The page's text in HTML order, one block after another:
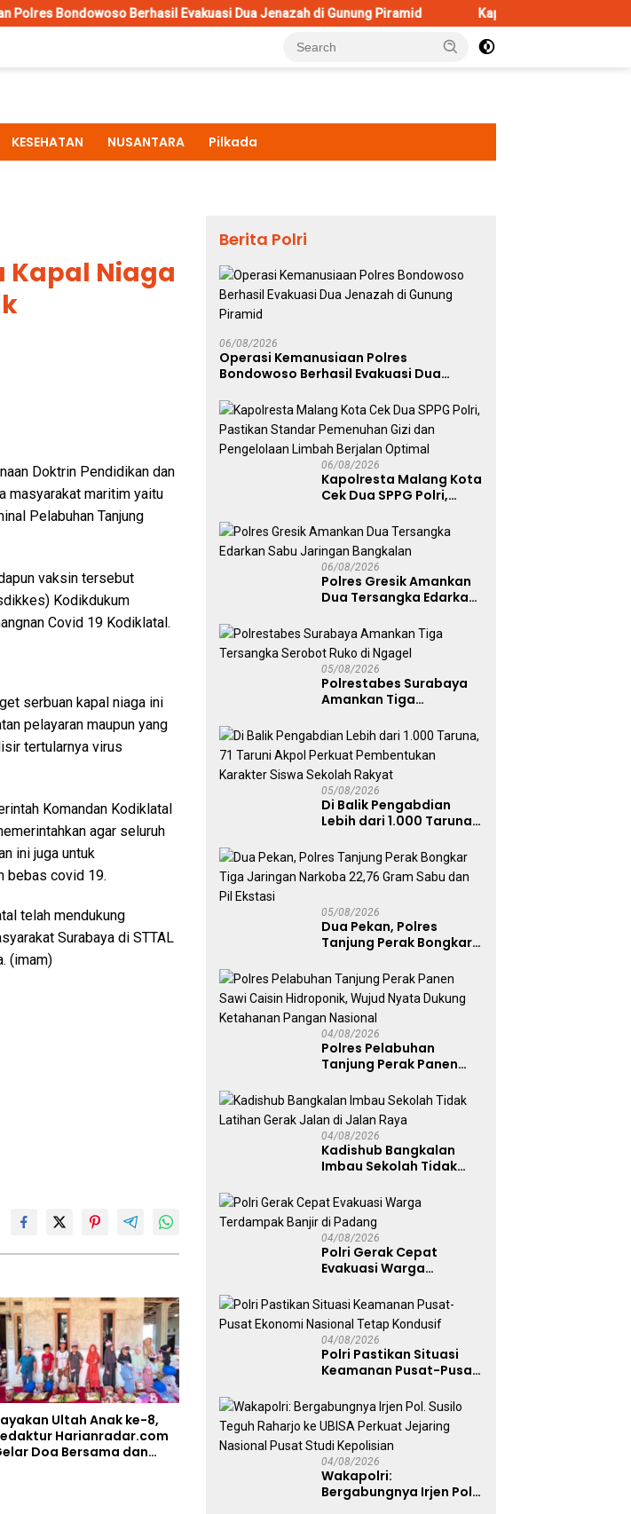
Berhasil Evakuasi Dua Jenazah di Gunung Piramid Kapolresta Malang Kota Cek Dua
KESEHATAN NUSANTARA Pilkada
Kapal Niaga
Doktrin Pendidikan dan
masyarakat maritim yaitu
Pelabuhan Tanjung
vaksin tersebut
Kodikdukum
Covid 19 Kodiklatal.
serbuan kapal niaga ini
pelayaran maupun yang
tertularnya virus
Komandan Kodiklatal
agar seluruh
ini juga untuk
bebas covid 19.
telah mendukung
Surabaya di STTAL
(imam)
Ultah Anak ke-8,
Harianradar.com
Doa Bersama dan
Berita Polri
06/08/2026
Operasi Kemanusiaan Polres
Bondowoso Berhasil Evakuasi Dua
06/08/2026
Kapolresta Malang Kota
Cek Dua SPPG Polri,
Pemenuhan Gizi dan
Pengelolaan Limbah
Berjalan Optimal
06/08/2026
Polres Gresik Amankan
Dua Tersangka Edarkan
Bangkalan
05/08/2026
Polrestabes Surabaya
Amankan Tiga
Ruko di Ngagel
05/08/2026
Di Balik Pengabdian
Lebih dari 1.000 Taruna,
Pembentukan Karakter
Siswa Sekolah Rakyat
05/08/2026
Dua Pekan, Polres
Tanjung Perak Bongkar
22,76 Gram Sabu dan Pil
Ekstasi
04/08/2026
Polres Pelabuhan
Tanjung Perak Panen
Wujud Nyata Dukung
Ketahanan Pangan
Nasional
04/08/2026
Kadishub Bangkalan
Imbau Sekolah Tidak
Jalan Raya
04/08/2026
Polri Gerak Cepat
Evakuasi Warga
Padang
04/08/2026
Polri Pastikan Situasi
Keamanan Pusat-Pusat
Kondusif
04/08/2026
Wakapolri:
Bergabungnya Irjen Pol.